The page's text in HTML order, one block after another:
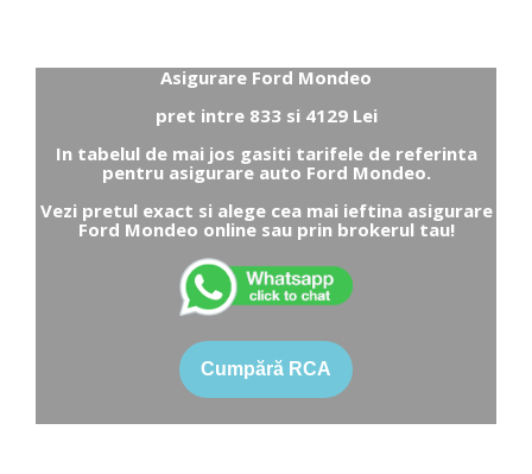
Asigurare Ford Mondeo
pret intre 833 si 4129 Lei
In tabelul de mai jos gasiti tarifele de referinta
pentru asigurare auto Ford Mondeo.
Vezi pretul exact si alege cea mai ieftina asigurare
Ford Mondeo online sau prin brokerul tau!
Cumpără RCA